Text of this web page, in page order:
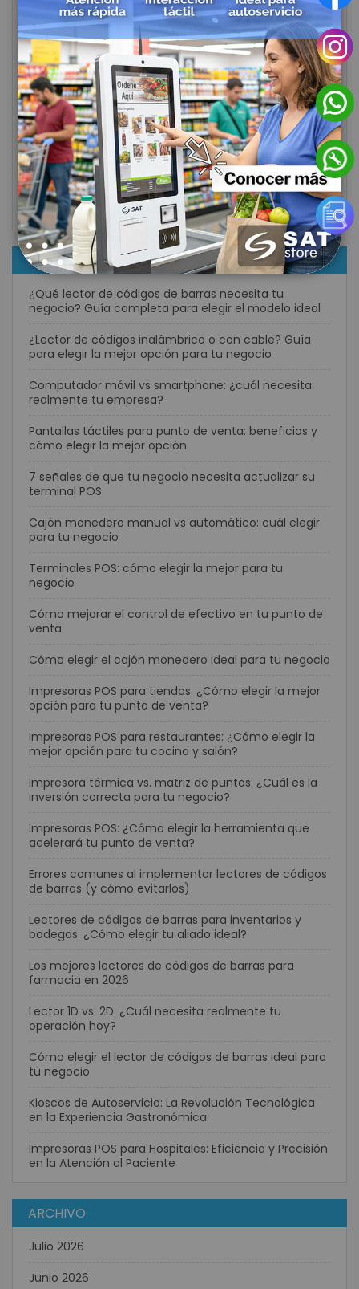
Redes Inalámbricas
Consumo
Energía Solar
Perifericos POS
Casinos
Sector Textil
Hoteleria
NOTICIAS RECIENTES
¿Qué lector de códigos de barras necesita tu
negocio? Guía completa para elegir el modelo ideal
¿Lector de códigos inalámbrico o con cable? Guía
para elegir la mejor opción para tu negocio
Computador móvil vs smartphone: ¿cuál necesita
realmente tu empresa?
Pantallas táctiles para punto de venta: beneficios y
cómo elegir la mejor opción
7 señales de que tu negocio necesita actualizar su
terminal POS
Cajón monedero manual vs automático: cuál elegir
para tu negocio
Terminales POS: cómo elegir la mejor para tu
negocio
Cómo mejorar el control de efectivo en tu punto de
venta
Cómo elegir el cajón monedero ideal para tu negocio
Impresoras POS para tiendas: ¿Cómo elegir la mejor
opción para tu punto de venta?
Impresoras POS para restaurantes: ¿Cómo elegir la
mejor opción para tu cocina y salón?
Impresora térmica vs. matriz de puntos: ¿Cuál es la
inversión correcta para tu negocio?
Impresoras POS: ¿Cómo elegir la herramienta que
acelerará tu punto de venta?
Errores comunes al implementar lectores de códigos
de barras (y cómo evitarlos)
Lectores de códigos de barras para inventarios y
bodegas: ¿Cómo elegir tu aliado ideal?
Los mejores lectores de códigos de barras para
farmacia en 2026
Lector 1D vs. 2D: ¿Cuál necesita realmente tu
operación hoy?
Cómo elegir el lector de códigos de barras ideal para
tu negocio
Kioscos de Autoservicio: La Revolución Tecnológica
en la Experiencia Gastronómica
Impresoras POS para Hospitales: Eficiencia y Precisión
en la Atención al Paciente
ARCHIVO
Julio 2026
Junio 2026